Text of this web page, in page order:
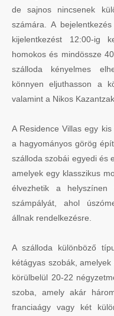
de sajnos nincsenek
számára. A
kijelentkezést 12:00-ig
homokos és mindössze
szálloda kényelmes
könnyen eljuthasson a
valamint a Nikos
A Residence Villas egy
a hagyományos görög
szálloda szobái egyedi és
amelyek egy klasszikus
élvezhetik a
számpályát, ahol
állnak rendelkezésre.
A szálloda különböző
kétágyas szobák,
körülbelül 20-22
szoba, amely akár
franciaágy vagy két